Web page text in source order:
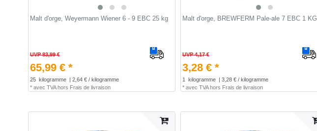
Malt d'orge, Weyermann Wiener 6 - 9 EBC 25 kg
UVP 83,99 €
65,99 € *
25 kilogramme
| 2,64 € / kilogramme
* avec TVAhors Frais de livraison
Malt d'orge, BREWFERM Pale-ale 7 EBC 1 KG
UVP 4,17 €
3,28 € *
1 kilogramme
| 3,28 € / kilogramme
* avec TVAhors Frais de livraison